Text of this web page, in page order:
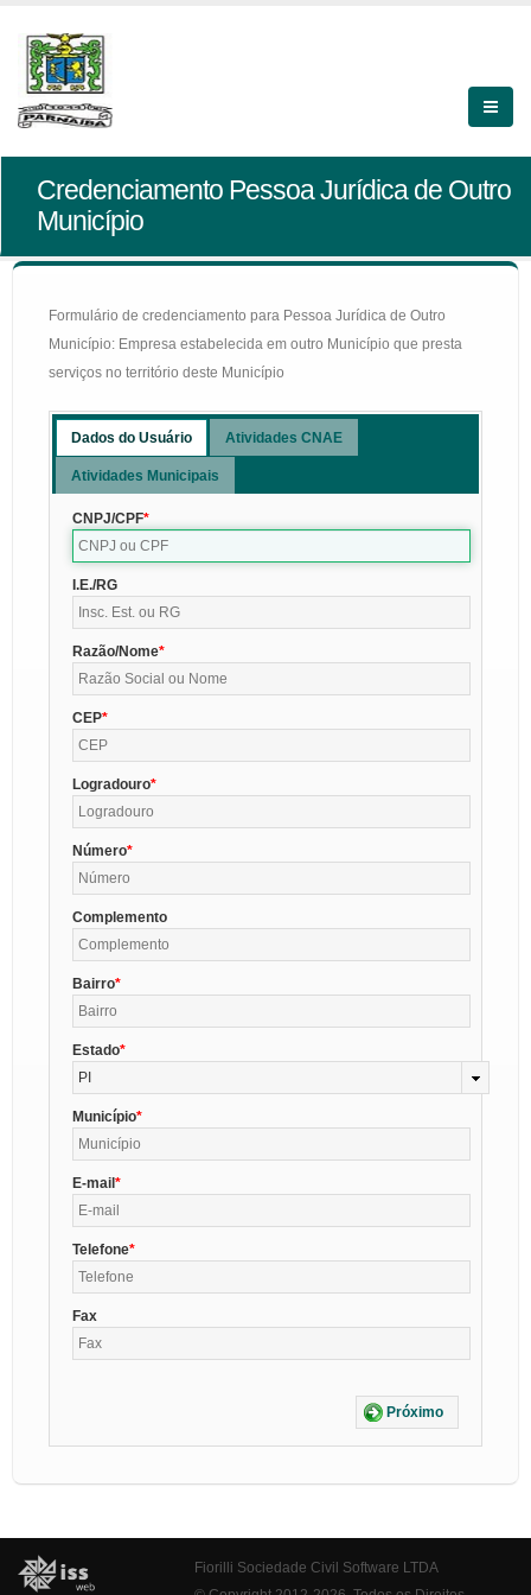
Credenciamento Pessoa Jurídica de Outro
Município
Formulário de credenciamento para Pessoa Jurídica de Outro
Município: Empresa estabelecida em outro Município que presta
serviços no território deste Município
Dados do Usuário Atividades CNAE
Atividades Municipais
CNPJ/CPF
I.E./RG
Razão/Nome
CEP
Logradouro
Número
Complemento
Bairro
Estado
PI
Município
E-mail
Telefone
Fax
Próximo
Fiorilli Sociedade Civil Software LTDA